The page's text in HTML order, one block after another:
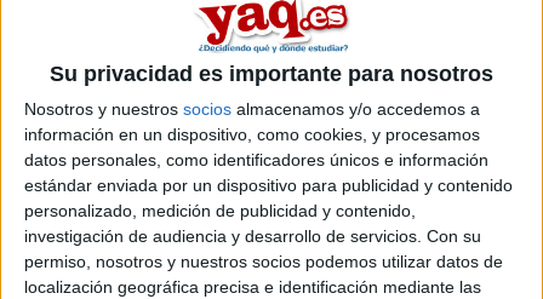
Su privacidad es importante para nosotros
Nosotros y nuestros socios almacenamos y/o accedemos a
información en un dispositivo, como cookies, y procesamos
datos personales, como identificadores únicos e información
estándar enviada por un dispositivo para publicidad y contenido
personalizado, medición de publicidad y contenido,
investigación de audiencia y desarrollo de servicios. Con su
permiso, nosotros y nuestros socios podemos utilizar datos de
localización geográfica precisa e identificación mediante las
Tus apellidos:*
Tu email:*
¿Qué quieres preguntar?*